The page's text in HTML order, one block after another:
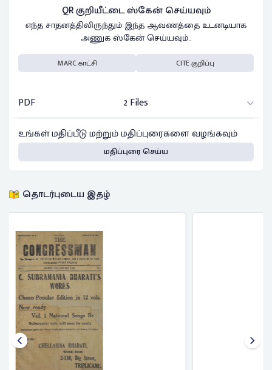
QR குறியீட்டை ஸ்கேன் செய்யவும்
எந்த சாதனத்திலிருந்தும் இந்த ஆவணத்தை உடனடியாக
அணுக ஸ்கேன் செய்யவும்..
MARC காட்சி CITE குறிப்பு
PDF
2 Files
உங்கள் மதிப்பீடு மற்றும் மதிப்புரைகளை வழங்கவும்
மதிப்புரை செய்ய
தொடர்புடைய இதழ்